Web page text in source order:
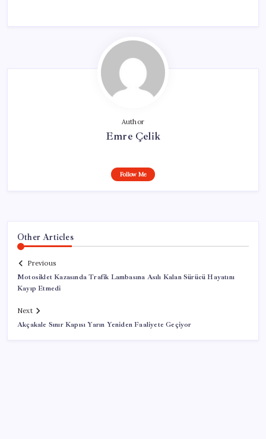
Author
Emre Çelik
Follow Me
Other Articles
Previous
Motosiklet Kazasında Trafik Lambasına Asılı Kalan Sürücü Hayatını
Kayıp Etmedi
Next
Akçakale Sınır Kapısı Yarın Yeniden Faaliyete Geçiyor